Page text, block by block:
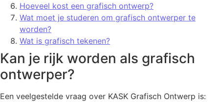
Hoeveel kost een grafisch ontwerp?
Wat moet je studeren om grafisch ontwerper te
worden?
Wat is grafisch tekenen?
Kan je rijk worden als grafisch
ontwerper?
Een veelgestelde vraag over KASK Grafisch Ontwerp is: